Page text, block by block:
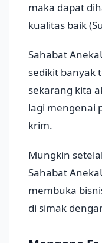
maka dapat
kualitas baik
Sahabat
sedikit banyak
sekarang kita
lagi mengenai
krim.
Mungkin
Sahabat
membuka
di simak